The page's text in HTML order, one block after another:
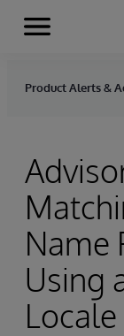
Skip to content
Menu
Product Alerts &
Name
Using